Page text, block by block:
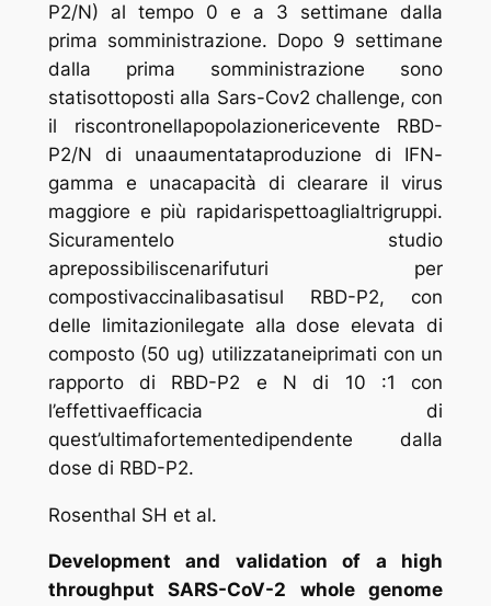
P2/N) al tempo 0 e a 3 settimane dalla
prima somministrazione. Dopo 9 settimane
dalla prima somministrazione sono
statisottoposti alla Sars-Cov2 challenge, con
il riscontronellapopolazionericevente RBD-
P2/N di unaaumentataproduzione di IFN-
gamma e unacapacità di clearare il virus
maggiore e più rapidarispettoaglialtrigruppi.
Sicuramentelo studio
aprepossibiliscenarifuturi per
compostivaccinalibasatisul RBD-P2, con
delle limitazionilegate alla dose elevata di
composto (50 ug) utilizzataneiprimati con un
rapporto di RBD-P2 e N di 10 :1 con
l’effettivaefficacia di
quest’ultimafortementedipendente dalla
dose di RBD-P2.
Rosenthal SH et al.
Development and validation of a high
throughput SARS-CoV-2 whole genome